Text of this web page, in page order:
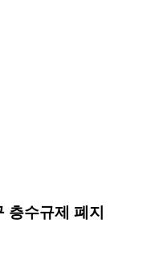
층수규제 폐지